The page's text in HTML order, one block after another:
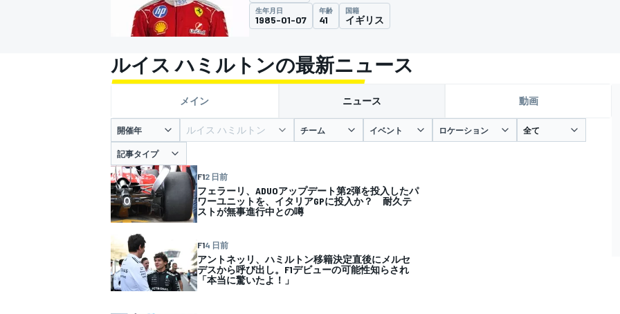
スーパーGT
生年月日
1985-01-07
年齢
41
国籍
イギリス
ルイス ハミルトンの最新ニュース
メイン ニュース 動画
開催年 ルイス ハミルトン チーム イベント ロケーション
記事タイプ
F12 日前
フェラーリ、ADUOアップデート第2弾を投入したパ
ワーユニットを、イタリアGPに投入か？ 耐久テ
ストが無事進行中との噂
F14 日前
アントネッリ、ハミルトン移籍決定直後にメルセ
デスから呼び出し。F1デビューの可能性知らされ
「本当に驚いたよ！」